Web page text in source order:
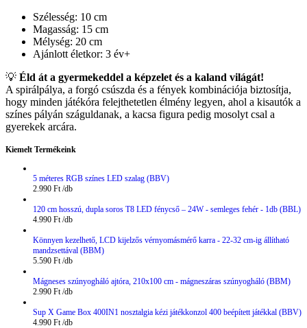
Szélesség: 10 cm
Magasság: 15 cm
Mélység: 20 cm
Ajánlott életkor: 3 év+
💡 Éld át a gyermekeddel a képzelet és a kaland világát!
A spirálpálya, a forgó csúszda és a fények kombinációja biztosítja,
hogy minden játékóra felejthetetlen élmény legyen, ahol a kisautók a
színes pályán száguldanak, a kacsa figura pedig mosolyt csal a
gyerekek arcára.
Kiemelt Termékeink
5 méteres RGB színes LED szalag (BBV)
2.990 Ft
120 cm hosszú, dupla soros T8 LED fénycső – 24W - semleges fehér - 1db (BBL)
4.990 Ft
Könnyen kezelhető, LCD kijelzős vérnyomásmérő karra - 22-32 cm-ig állítható
mandzsettával (BBM)
5.590 Ft
Mágneses szúnyogháló ajtóra, 210x100 cm - mágneszáras szúnyogháló (BBM)
2.990 Ft
Sup X Game Box 400IN1 nosztalgia kézi játékkonzol 400 beépített játékkal (BBV)
4.990 Ft